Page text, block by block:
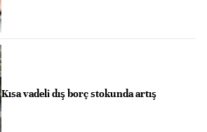
Kısa vadeli dış borç stokunda artış